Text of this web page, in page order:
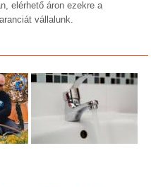
elérhető áron ezekre a
vállalunk.